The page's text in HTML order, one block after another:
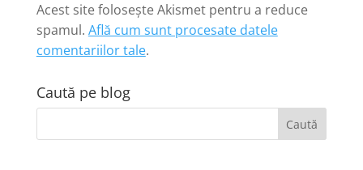
Acest site folosește Akismet pentru a reduce
spamul. Află cum sunt procesate datele
comentariilor tale.
Caută pe blog